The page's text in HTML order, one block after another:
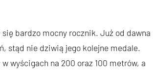
bardzo mocny rocznik. Już od dawna
stąd nie dziwią jego kolejne medale.
wyścigach na 200 oraz 100 metrów, a